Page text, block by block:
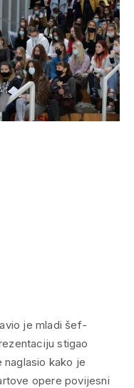
je mladi šef-
stigao
naglasio kako je
opere povijesni